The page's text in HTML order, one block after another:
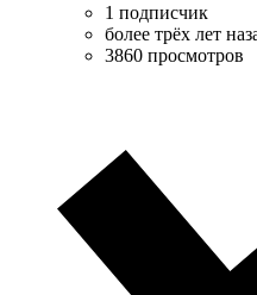
1 подписчик
более трёх лет
3860 просмотров